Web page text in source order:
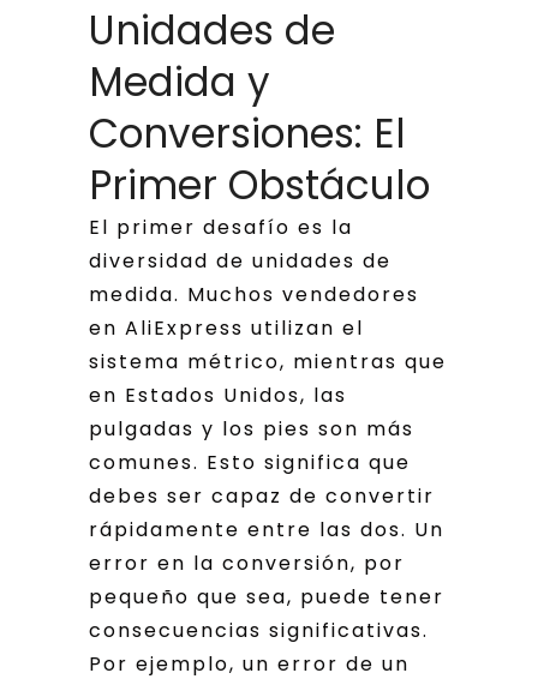
Unidades de
Medida y
Conversiones: El
Primer Obstáculo
El primer desafío es la
diversidad de unidades de
medida. Muchos vendedores
en AliExpress utilizan el
sistema métrico, mientras que
en Estados Unidos, las
pulgadas y los pies son más
comunes. Esto significa que
debes ser capaz de convertir
rápidamente entre las dos. Un
error en la conversión, por
pequeño que sea, puede tener
consecuencias significativas.
Por ejemplo, un error de un